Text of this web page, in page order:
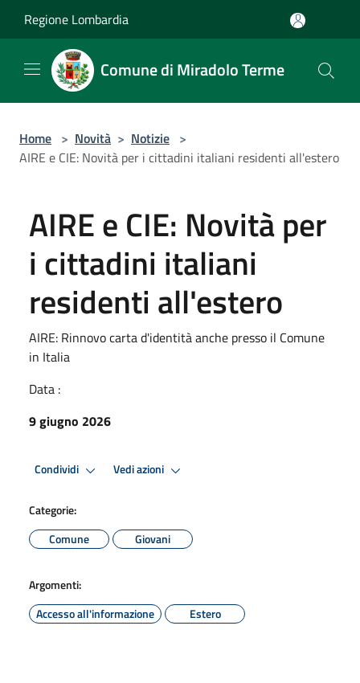
Regione Lombardia
Comune di Miradolo Terme
Home > Novità > Notizie >
AIRE e CIE: Novità per i cittadini italiani residenti all'estero
AIRE e CIE: Novità per
i cittadini italiani
residenti all'estero
AIRE: Rinnovo carta d'identità anche presso il Comune
in Italia
Data :
9 giugno 2026
Condividi Vedi azioni
Categorie:
Comune
Giovani
Argomenti:
Accesso all'informazione
Estero